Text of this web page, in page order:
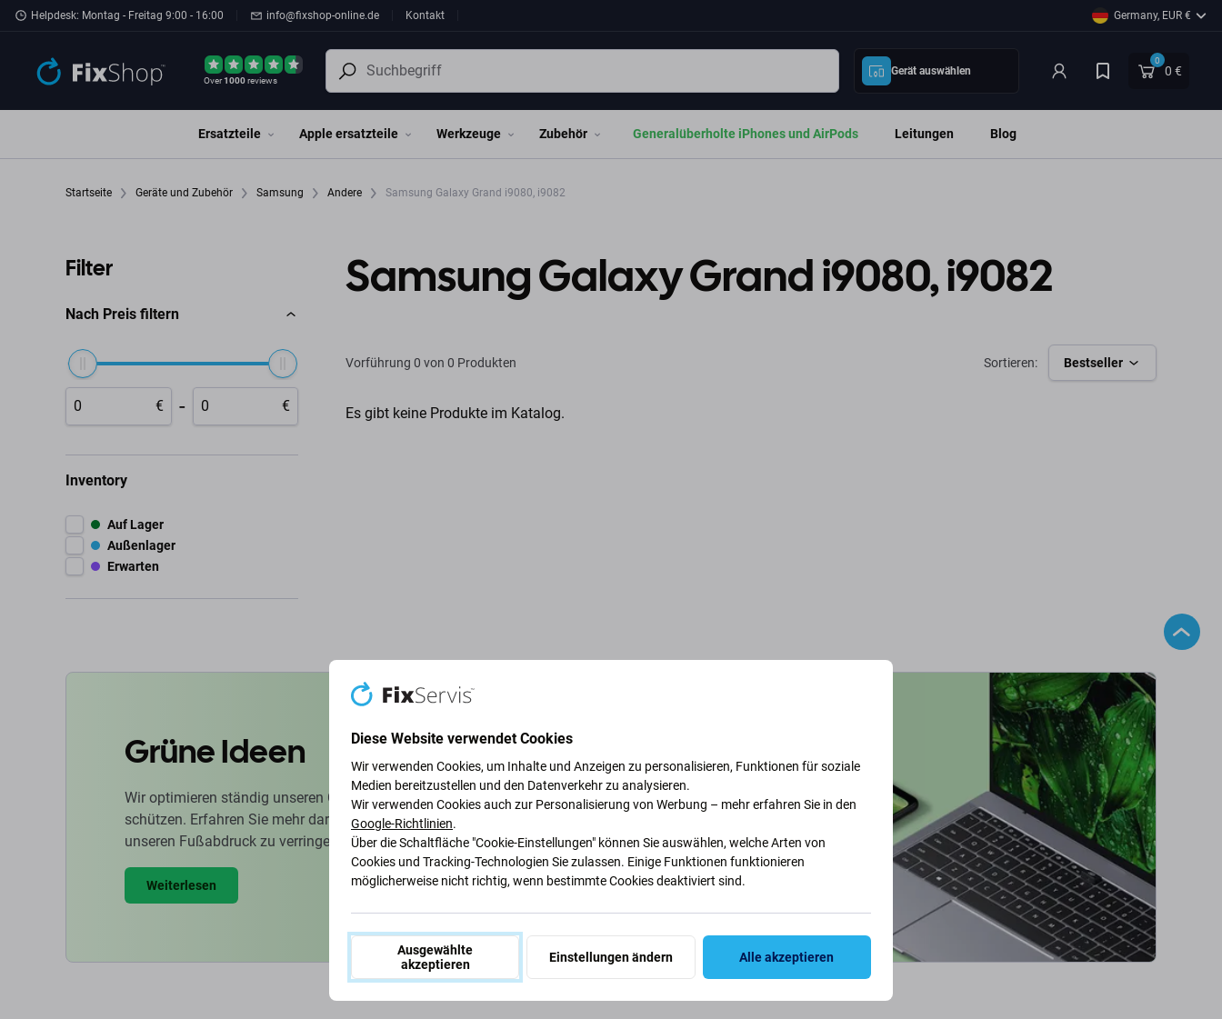
Zum Hauptinhalt springen
Helpdesk: Montag - Freitag 9:00 - 16:00 info@fixshop-online.de Kontakt Germany, EUR €
Over1000reviews
Gerät auswählen
0
0 €
Ersatzteile Apple ersatzteile Werkzeuge Zubehör Generalüberholte iPhones und AirPods Leitungen Blog
Startseite Geräte und Zubehör Samsung Andere Samsung Galaxy Grand i9080, i9082
Filter
Nach Preis filtern
€ - €
Inventory
Auf Lager
Außenlager
Erwarten
Samsung Galaxy Grand i9080, i9082
Vorführung 0 von 0 Produkten Sortieren: Bestseller
Es gibt keine Produkte im Katalog.
Grüne Ideen
Wir optimieren ständig unseren CO2-Fußabdruck, um unseren Planeten zu
schützen. Erfahren Sie mehr darüber, wie wir unsere Prozesse anpassen, um
unseren Fußabdruck zu verringern.
Weiterlesen
Diese Website verwendet Cookies
Wir verwenden Cookies, um Inhalte und Anzeigen zu personalisieren, Funktionen für soziale
Medien bereitzustellen und den Datenverkehr zu analysieren.
Wir verwenden Cookies auch zur Personalisierung von Werbung – mehr erfahren Sie in den
Google-Richtlinien.
Über die Schaltfläche "Cookie-Einstellungen" können Sie auswählen, welche Arten von
Cookies und Tracking-Technologien Sie zulassen. Einige Funktionen funktionieren
möglicherweise nicht richtig, wenn bestimmte Cookies deaktiviert sind.
Ausgewählte
akzeptieren
Einstellungen ändern Alle akzeptieren